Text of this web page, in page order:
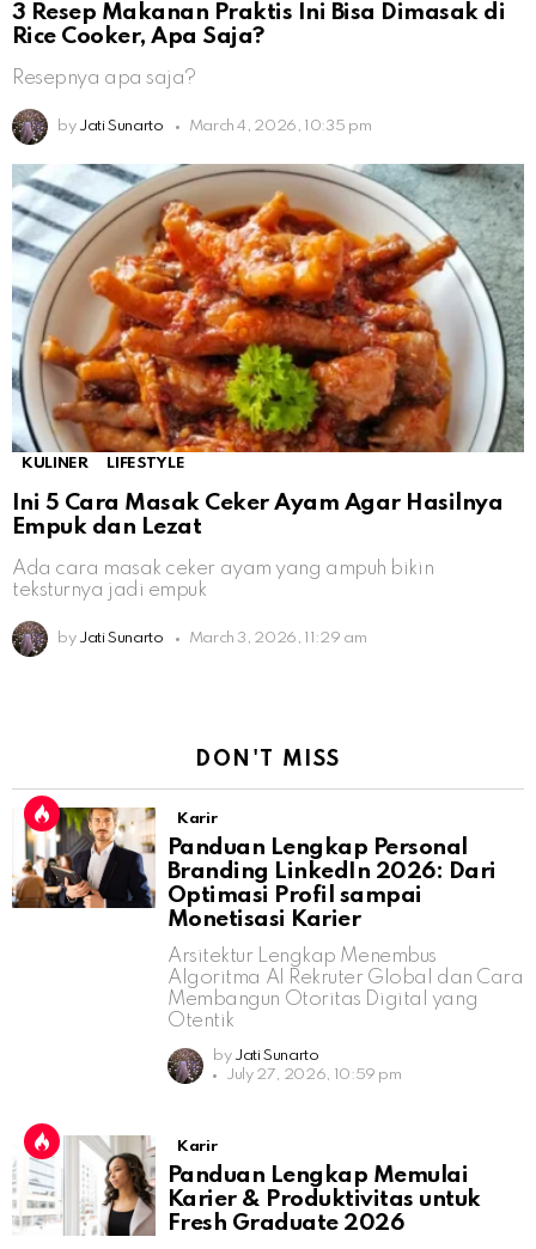
3 Resep Makanan Praktis Ini Bisa Dimasak di
Rice Cooker, Apa Saja?
Resepnya apa saja?
by Jati Sunarto March 4, 2026, 10:35 pm
KULINER LIFESTYLE
Ini 5 Cara Masak Ceker Ayam Agar Hasilnya
Empuk dan Lezat
Ada cara masak ceker ayam yang ampuh bikin
teksturnya jadi empuk
by Jati Sunarto March 3, 2026, 11:29 am
DON'T MISS
Karir
Panduan Lengkap Personal
Branding LinkedIn 2026: Dari
Optimasi Profil sampai
Monetisasi Karier
Arsitektur Lengkap Menembus
Algoritma AI Rekruter Global dan Cara
Membangun Otoritas Digital yang
Otentik
by Jati Sunarto
July 27, 2026, 10:59 pm
Karir
Panduan Lengkap Memulai
Karier & Produktivitas untuk
Fresh Graduate 2026